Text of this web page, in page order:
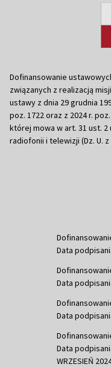
Dofinansowanie
związanych z realizacją
ustawy z dnia 29 grudnia
poz. 1722 oraz z 2024 r.
której mowa w art. 31 ust. 2
radiofonii i telewizji (Dz. U. z
Data
Data
Data
Data
WRZESIEŃ